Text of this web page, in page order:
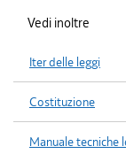
Vedi inoltre
Iter delle leggi
Costituzione
Manuale tecniche